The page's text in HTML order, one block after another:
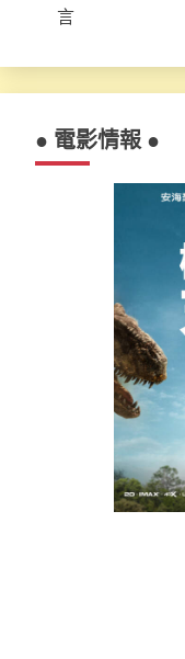
言
● 電影情報 ●